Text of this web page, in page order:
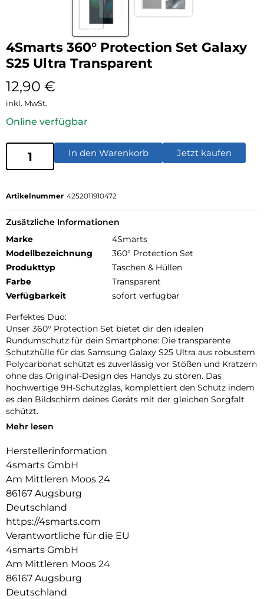
4Smarts 360° Protection Set Galaxy
S25 Ultra Transparent
12,90 €
inkl. MwSt.
Online verfügbar
In den Warenkorb Jetzt kaufen
Artikelnummer 4252011910472
Zusätzliche Informationen
Marke
4Smarts
Modellbezeichnung
360° Protection Set
Produkttyp
Taschen & Hüllen
Farbe
Transparent
Verfügbarkeit
sofort verfügbar
Perfektes Duo:
Unser 360° Protection Set bietet dir den idealen
Rundumschutz für dein Smartphone: Die transparente
Schutzhülle für das Samsung Galaxy S25 Ultra aus robustem
Polycarbonat schützt es zuverlässig vor Stößen und Kratzern
ohne das Original-Design des Handys zu stören. Das
hochwertige 9H-Schutzglas, komplettiert den Schutz indem
es den Bildschirm deines Geräts mit der gleichen Sorgfalt
schützt.
Unbeeinträchtigte Bedienung:
optimalen Schutz für dein Gerät, ohne die Bedienbarkeit
einzuschränken. Während die Hülle es vor Stößen und
Kratzern bewahrt, schützt das Schutzglas das Display, ohne
die Touchscreen-Funktionalität zu beeinträchtigen. Erlebe
uneingeschränkte Nutzung und maximalen Schutz in einem
Produkt.
Transparente Eleganz:
Entdecke den Vorteil von Schutz und Ästhetik mit unserer
Design deines Geräts und ermöglicht es, die Farbe und die
Feinheiten deines Geräts voll zur Geltung zu bringen.
Mehr lesen
Herstellerinformation
4smarts GmbH
Am Mittleren Moos 24
86167 Augsburg
Deutschland
https://4smarts.com
Verantwortliche für die EU
4smarts GmbH
Am Mittleren Moos 24
86167 Augsburg
Deutschland